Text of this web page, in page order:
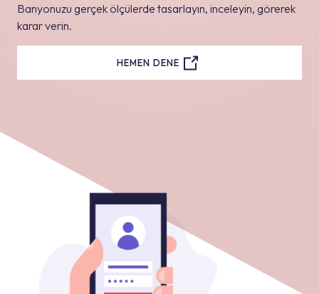
Banyonuzu gerçek ölçülerde tasarlayın, inceleyin, görerek
karar verin.
HEMEN DENE